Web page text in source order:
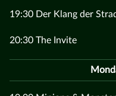
19:30 Der Klang der
20:30 The Invite